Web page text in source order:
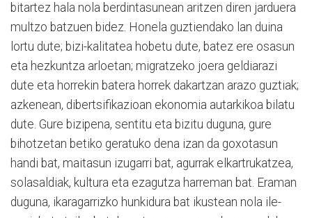
bitartez hala nola berdintasunean aritzen diren jarduera
multzo batzuen bidez. Honela guztiendako lan duina
lortu dute; bizi-kalitatea hobetu dute, batez ere osasun
eta hezkuntza arloetan; migratzeko joera geldiarazi
dute eta horrekin batera horrek dakartzan arazo guztiak;
azkenean, dibertsifikazioan ekonomia autarkikoa bilatu
dute. Gure bizipena, sentitu eta bizitu duguna, gure
bihotzetan betiko geratuko dena izan da goxotasun
handi bat, maitasun izugarri bat, agurrak elkartrukatzea,
solasaldiak, kultura eta ezagutza harreman bat. Eraman
duguna, ikaragarrizko hunkidura bat ikustean nola ile-